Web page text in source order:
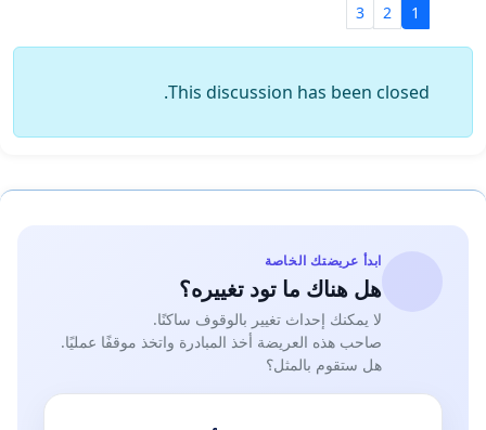
1
2
3
This discussion has been closed.
ابدأ عريضتك الخاصة
هل هناك ما تود تغييره؟
لا يمكنك إحداث تغيير بالوقوف ساكنًا.
صاحب هذه العريضة أخذ المبادرة واتخذ موقفًا عمليًا.
هل ستقوم بالمثل؟